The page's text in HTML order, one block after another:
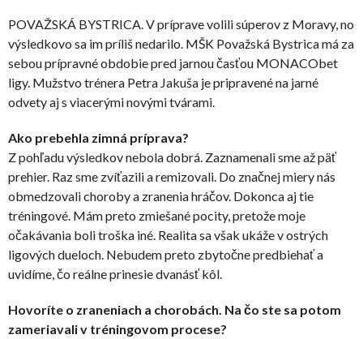
POVAŽSKÁ BYSTRICA. V príprave volili súperov z Moravy, no
výsledkovo sa im príliš nedarilo. MŠK Považská Bystrica má za
sebou prípravné obdobie pred jarnou časťou MONACObet
ligy. Mužstvo trénera Petra Jakuša je pripravené na jarné
odvety aj s viacerými novými tvárami.
Ako prebehla zimná príprava?
Z pohľadu výsledkov nebola dobrá. Zaznamenali sme až päť
prehier. Raz sme zvíťazili a remizovali. Do značnej miery nás
obmedzovali choroby a zranenia hráčov. Dokonca aj tie
tréningové. Mám preto zmiešané pocity, pretože moje
očakávania boli troška iné. Realita sa však ukáže v ostrých
ligových dueloch. Nebudem preto zbytočne predbiehať a
uvidíme, čo reálne prinesie dvanásť kôl.
Hovoríte o zraneniach a chorobách. Na čo ste sa potom
zameriavali v tréningovom procese?